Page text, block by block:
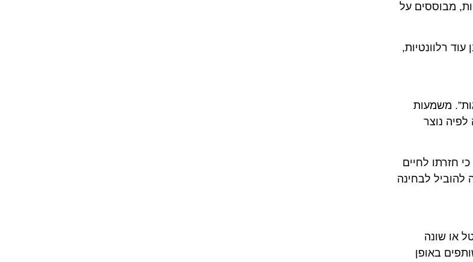
מבוססים על
רלוונטיות,
משמעות
נוצר
חזרתו לחיים
להוביל לבחינה
או שונה
באופן